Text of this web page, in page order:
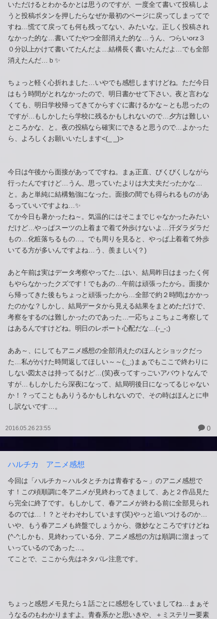
いただけるとわかるかとは思うのですが、一度全て書いて投稿しよ
うと投稿ボタンを押したらなぜか最初のページに戻ってしまってで
すね…慌てて戻っても何も残ってない、みたいな。正しく投稿され
なかった的な…書いてたやつ全部消えた的な…うん、つらいorz３
０分以上かけて書いてたんだよ…結構長く書いたんだよ…でも全部
消えたんだ…ｂ✨
ちょっと軽く心折れました…いやでも感想しますけどね。ただ今日
はもう時間がとれなかったので、明日書かせて下さい。夜と言わな
くても、明日学校帰ってきてからすぐに書けるかな～とも思ったの
ですが…もしかしたら学校に残るかもしれないので…夕方は難しい
ところかな、と。夜の投稿なら確実にできると思うので…よかった
ら、よろしくお願いいたします<(_ _)>
今日は午後から面接があってですね。まぁ正直、びくびくしながら
行ったんですけど…うん、思っていたよりは大丈夫だったかな…
と。あと単純に結構勉強になった。面接の間でも得られるものがあ
るっていいですよね…✨
てか今日も暑かったね～。気温的にはそこまでじゃなかったみたい
だけど…やっぱスーツの上着まで着て外歩けないよ…汗ダラダラだ
もの…化粧落ちるもの…。でも周りを見ると、やっぱ上着着て外歩
いてる方が多いんですよね…う、羨ましい(？)
あと午前は実はデータ考察やってた…はい、結局昨日はまったく何
もやらなかったクズです！でもあの…午前は頑張ったから。面接か
ら帰ってきた後もちょっと頑張ったから…全部で約２時間はかかっ
たのかな？しかし、結局データから見える結果をまとめただけで、
考察をするのは難しかったのであった…一応ちょこちょこ考察して
はあるんですけどね。明日のレポート心配だな…(-_-;)
ああ～、にしてもアニメ感想の全部消えたのほんとショックだっ
た…私がかけた時間返してほしい～～(;_;)まぁでもここで終わりに
しない図太さは持ってるけど…(笑)夜ってすっごいアバウトなんで
すが…もしかしたら深夜になって、結局明後日になってるじゃない
か！？ってこともありうるかもしれないので、その時はほんとに申
し訳ないです…。
2016.05.26 23:55 0
ハルチカ アニメ感想
今回は「ハルチカ～ハルタとチカは青春する～」のアニメ感想で
す！この頃順調に冬アニメが見終わってきまして、あと２作品見た
ら完全に終了です。もしかして、春アニメが終わる前に全部見られ
るのでは…！？とそわそわしています(笑)やっと追いつけるのか…
いや、もう春アニメも終盤でしょうから、微妙なところですけどね
(^-^;しかも、見終わっている分、アニメ感想の方は順調に溜まって
いっているのであった…。
てことで、ここから先はネタバレ注意です。
ちょっと感想メモ見たら１話ごとに感想をしていましてね…まぁそ
うなるのもわかりますよ。青春系かと思いきや、＋ミステリー要素